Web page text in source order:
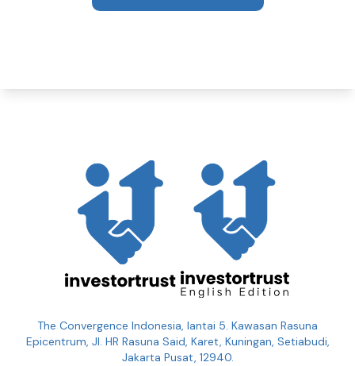
The Convergence Indonesia, lantai 5. Kawasan Rasuna
Epicentrum, Jl. HR Rasuna Said, Karet, Kuningan, Setiabudi,
Jakarta Pusat, 12940.